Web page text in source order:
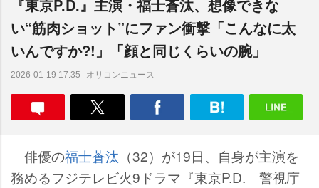
『東京P.D.』主演・福士蒼汰、想像できな
い“筋肉ショット”にファン衝撃「こんなに太
いんですか?!」「顔と同じくらいの腕」
2026-01-19 17:35 オリコンニュース
俳優の福士蒼汰 （32）が19日、自身が主演を
務めるフジテレビ火9ドラマ『東京P.D. 警視庁